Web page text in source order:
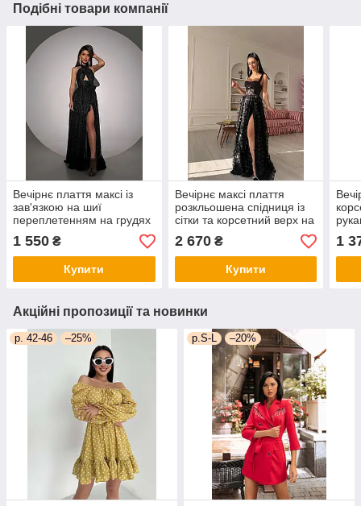
Подібні товари компанії
Вечірнє плаття максі із
зав'язкою на шиї
переплетенням на грудях
люрексу (р. S-L)
66py6253Е
1 550 ₴
Купити
Вечірнє максі плаття
розкльошена спідниця із
сітки та корсетний верх на
66py6241Е
2 670₴
Купити
44)
1
Акційні пропозиції та новинки
р. 42-46 –25% р.S-L –20%